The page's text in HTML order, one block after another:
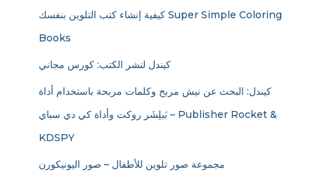
كيفية إنشاء كتب التلوين بنفسك Super Simple Coloring
Books
كيندل لنشر الكتب: كورس مجاني
كيندل: البحث عن نيش مربح وكلمات مربحة باستخدام أداة
بَبلِشَر روكت وأداة كي دي سباي – Publisher Rocket &
KDSPY
مجموعة صور تلوين للأطفال – صور اليونيكورن